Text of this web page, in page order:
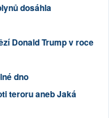
dosáhla
Donald Trump v roce
dno
teroru aneb Jaká